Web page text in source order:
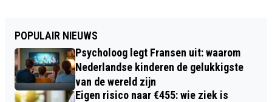
POPULAIR NIEUWS
Psycholoog legt Fransen uit: waarom
Nederlandse kinderen de gelukkigste
van de wereld zijn
Eigen risico naar €455: wie ziek is